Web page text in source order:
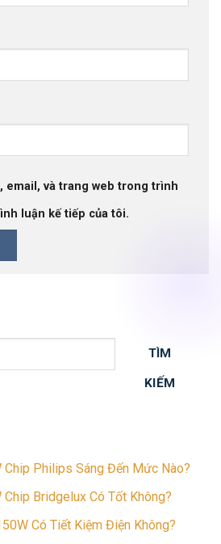
email, và trang web trong trình
luận kế tiếp của tôi.
TÌM
KIẾM
Philips Sáng Đến Mức Nào?
Bridgelux Có Tốt Không?
Có Tiết Kiệm Điện Không?